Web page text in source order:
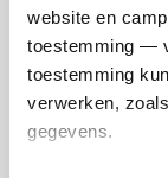
website en
toestemming —
toestemming
verwerken,
gegevens.